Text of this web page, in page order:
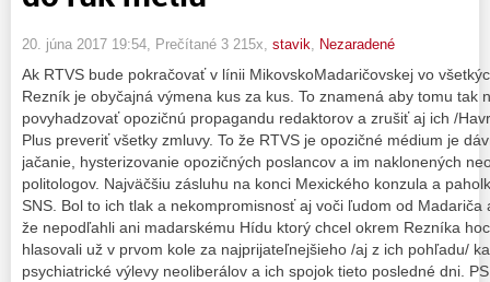
20. júna 2017 19:54 , Prečítané 3 215x, stavik Nezaradené
Ak RTVS bude pokračovať v línii MikovskoMadaričovskej vo
Rezník je obyčajná výmena kus za kus. To znamená aby tomu tak
povyhadzovať opozičnú propagandu redaktorov a zrušiť aj ich /
Plus preveriť všetky zmluvy. To že RTVS je opozičné médium je
jačanie, hysterizovanie opozičných poslancov a im naklonených
politologov. Najväčšiu zásluhu na konci Mexického konzula a
SNS. Bol to ich tlak a nekompromisnosť aj voči ľudom od
že nepodľahli ani madarskému Hídu ktorý chcel okrem Rezníka
hlasovali už v prvom kole za najprijateľnejšieho /aj z ich pohľadu/
psychiatrické výlevy neoliberálov a ich spojok tieto posledné dni.